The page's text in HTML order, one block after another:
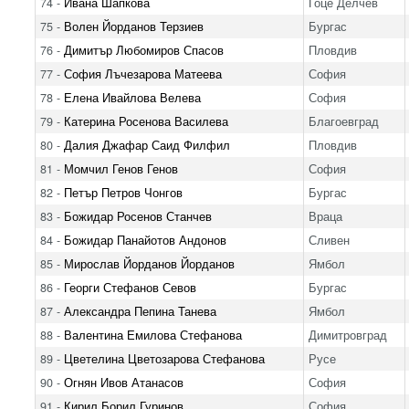
75 - Волен Йорданов Терзиев
Бургас
76 - Димитър Любомиров Спасов
Пловдив
77 - София Лъчезарова Матеева
София
78 - Елена Ивайлова Велева
София
79 - Катерина Росенова Василева
Благоевград
80 - Далия Джафар Саид Филфил
Пловдив
81 - Момчил Генов Генов
София
82 - Петър Петров Чонгов
Бургас
83 - Божидар Росенов Станчев
Враца
84 - Божидар Панайотов Андонов
Сливен
85 - Мирослав Йорданов Йорданов
Ямбол
86 - Георги Стефанов Севов
Бургас
87 - Александра Пепина Танева
Ямбол
88 - Валентина Емилова Стефанова
Димитровград
89 - Цветелина Цветозарова Стефанова
Русе
90 - Огнян Ивов Атанасов
София